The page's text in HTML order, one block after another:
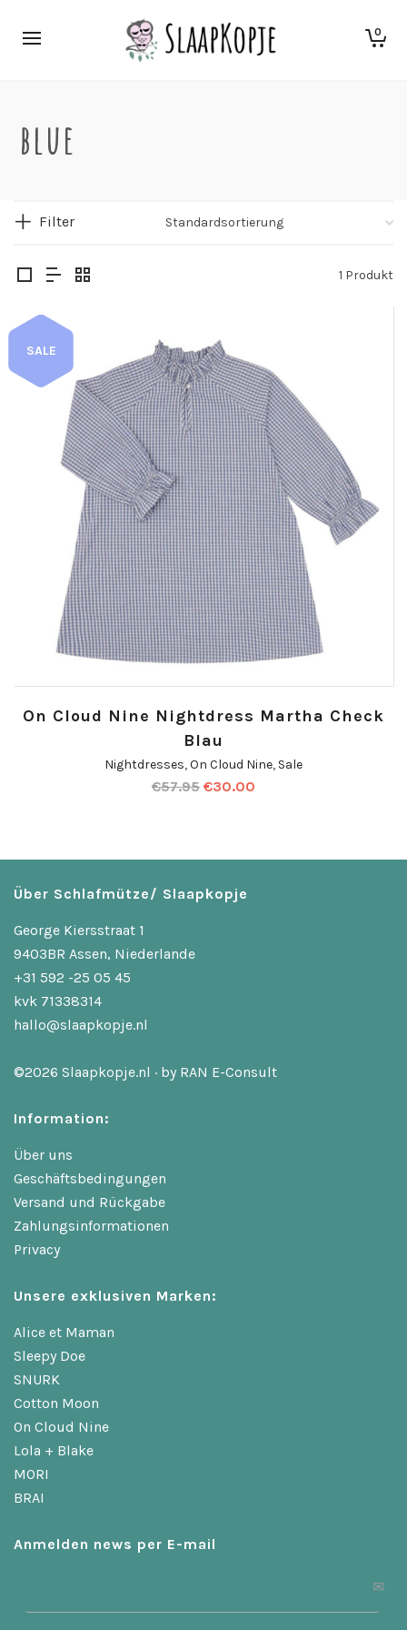
0
blue
Filter
1 Produkt
SALE
On Cloud Nine Nightdress Martha Check
Blau
Nightdresses,On Cloud Nine, Sale
€57.95 €30.00
Über Schlafmütze/ Slaapkopje
George Kiersstraat 1
9403BR Assen, Niederlande
+31 592 -25 05 45
kvk 71338314
hallo@slaapkopje.nl
©2026 Slaapkopje.nl · by RAN E-Consult
Information:
Über uns
Geschäftsbedingungen
Versand und Rückgabe
Zahlungsinformationen
Privacy
Unsere exklusiven Marken:
Alice et Maman
Sleepy Doe
SNURK
Cotton Moon
On Cloud Nine
Lola + Blake
MORI
BRAI
Anmelden news per E-mail